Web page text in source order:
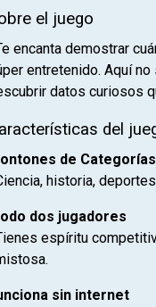
el juego
encanta demostrar
entretenido. Aquí
datos curiosos
del
de Categorías
historia,
dos jugadores
espíritu
sin internet